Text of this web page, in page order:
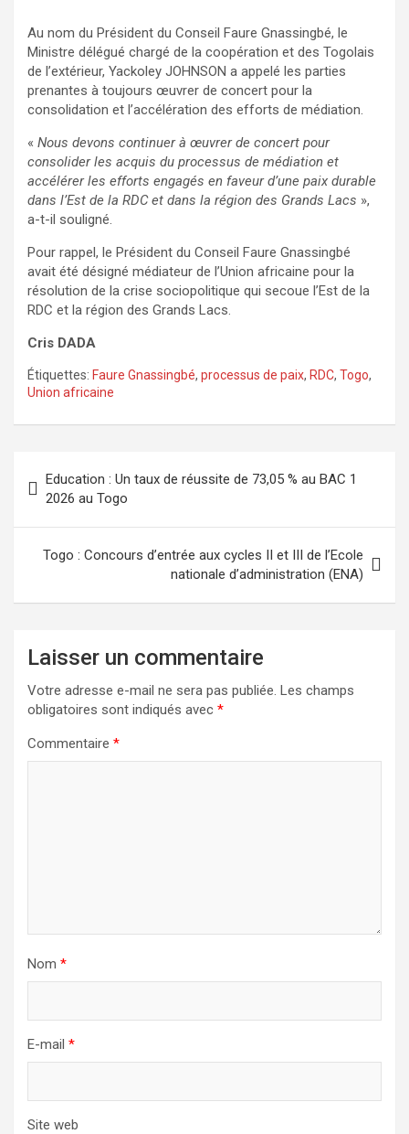
Au nom du Président du Conseil Faure Gnassingbé, le
Ministre délégué chargé de la coopération et des Togolais
de l’extérieur, Yackoley JOHNSON a appelé les parties
prenantes à toujours œuvrer de concert pour la
consolidation et l’accélération des efforts de médiation.
« Nous devons continuer à œuvrer de concert pour
consolider les acquis du processus de médiation et
accélérer les efforts engagés en faveur d’une paix durable
dans l’Est de la RDC et dans la région des Grands Lacs »,
a-t-il souligné.
Pour rappel, le Président du Conseil Faure Gnassingbé
avait été désigné médiateur de l’Union africaine pour la
résolution de la crise sociopolitique qui secoue l’Est de la
RDC et la région des Grands Lacs.
Cris DADA
Étiquettes: Faure Gnassingbé, processus de paix, RDC, Togo,
Union africaine
de
l’article
Education : Un taux de réussite de 73,05 % au BAC 1
2026 au Togo
Togo : Concours d’entrée aux cycles II et III de l’Ecole
nationale d’administration (ENA)
Laisser un commentaire
Votre adresse e-mail ne sera pas publiée. Les champs
obligatoires sont indiqués avec *
Commentaire *
Nom *
E-mail *
Site web